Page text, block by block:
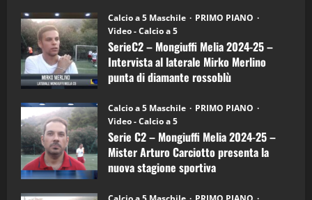
6)
–
Intervista
a
mister
Arturo
Carciotto
(Mongiuffi
Calcio a 5 Maschile
PRIMO PIANO
Video - Calcio a 5
SerieC2 – Mongiuffi Melia 2024-25 –
Intervista al laterale Mirko Merlino
punta di diamante rossoblù
Calcio a 5 Maschile
PRIMO PIANO
Video - Calcio a 5
Serie C2 – Mongiuffi Melia 2024-25 –
Mister Arturo Carciotto presenta la
nuova stagione sportiva
4
“SportEmpire” in Podcast: 27^ Puntata
(Martedi 14 Aprile 2026)
15/04/2026
5
“SportEmpire” in Podcast: 26^ Puntata
(Martedi 07 Aprile 2026)
08/04/2026
“SportEmpire” in Podcast: 30^ Puntata